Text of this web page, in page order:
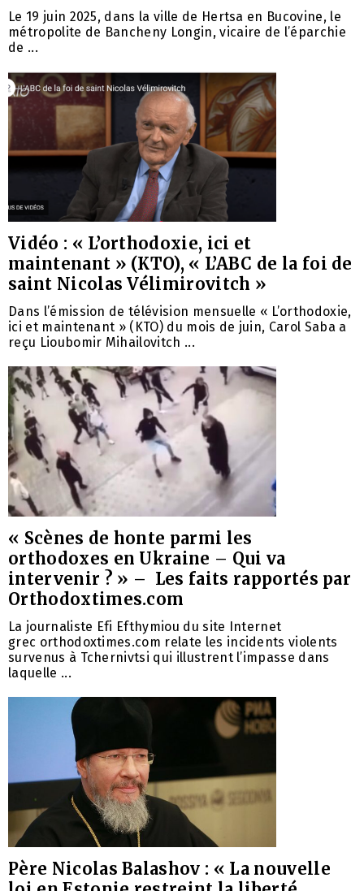
Le 19 juin 2025, dans la ville de Hertsa en Bucovine, le
métropolite de Bancheny Longin, vicaire de l’éparchie
de ...
Vidéo : « L’orthodoxie, ici et
maintenant » (KTO), « L’ABC de la foi de
saint Nicolas Vélimirovitch »
Dans l’émission de télévision mensuelle « L’orthodoxie,
ici et maintenant » (KTO) du mois de juin, Carol Saba a
reçu Lioubomir Mihailovitch ...
« Scènes de honte parmi les
orthodoxes en Ukraine – Qui va
intervenir ? » – Les faits rapportés par
Orthodoxtimes.com
La journaliste Efi Efthymiou du site Internet
grec orthodoxtimes.com relate les incidents violents
survenus à Tchernivtsi qui illustrent l’impasse dans
laquelle ...
Père Nicolas Balashov : « La nouvelle